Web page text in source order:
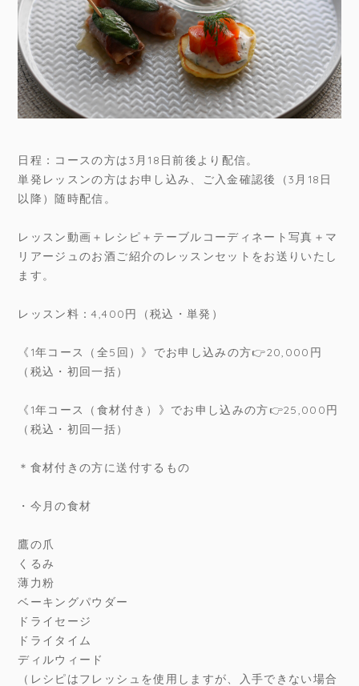
日程：コースの方は3月18日前後より配信。
単発レッスンの方はお申し込み、ご入金確認後（3月18日
以降）随時配信。
レッスン動画＋レシピ＋テーブルコーディネート写真＋マ
リアージュのお酒ご紹介のレッスンセットをお送りいたし
ます。
レッスン料：4,400円（税込・単発）
《1年コース（全5回）》でお申し込みの方👉20,000円
（税込・初回一括）
《1年コース（食材付き）》でお申し込みの方👉25,000円
（税込・初回一括）
＊食材付きの方に送付するもの
・今月の食材
鷹の爪
くるみ
薄力粉
ベーキングパウダー
ドライセージ
ドライタイム
ディルウィード
（レシピはフレッシュを使用しますが、入手できない場合